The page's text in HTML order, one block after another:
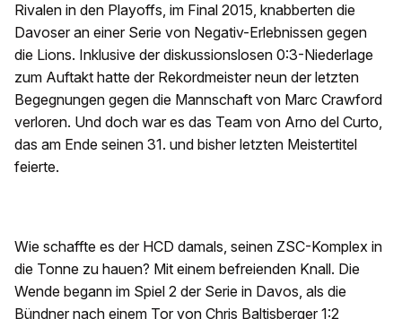
Rivalen in den Playoffs, im Final 2015, knabberten die
Davoser an einer Serie von Negativ-Erlebnissen gegen
die Lions. Inklusive der diskussionslosen 0:3-Niederlage
zum Auftakt hatte der Rekordmeister neun der letzten
Begegnungen gegen die Mannschaft von Marc Crawford
verloren. Und doch war es das Team von Arno del Curto,
das am Ende seinen 31. und bisher letzten Meistertitel
feierte.
Wie schaffte es der HCD damals, seinen ZSC-Komplex in
die Tonne zu hauen? Mit einem befreienden Knall. Die
Wende begann im Spiel 2 der Serie in Davos, als die
Bündner nach einem Tor von Chris Baltisberger 1:2